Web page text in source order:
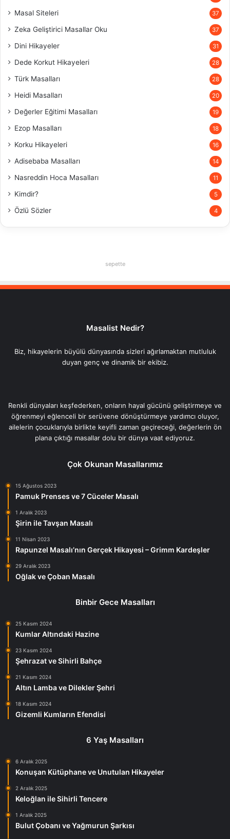
Masal Siteleri 37
Zeka Geliştirici Masallar Oku 37
Dini Hikayeler 31
Dede Korkut Hikayeleri 28
Türk Masalları 28
Heidi Masalları 20
Değerler Eğitimi Masalları 19
Ezop Masalları 18
Korku Hikayeleri 16
Adisebaba Masalları 14
Nasreddin Hoca Masalları 11
Kimdir? 5
Özlü Sözler 4
sepette
Masalist Nedir?
Biz, hikayelerin büyülü dünyasında sizleri ağırlamaktan mutluluk
duyan genç ve dinamik bir ekibiz.
Renkli dünyaları keşfederken, onların hayal gücünü geliştirmeye ve
öğrenmeyi eğlenceli bir serüvene dönüştürmeye yardımcı oluyor,
ailelerin çocuklarıyla birlikte keyifli zaman geçireceği, değerlerin ön
plana çıktığı masallar dolu bir dünya vaat ediyoruz.
Çok Okunan Masallarımız
15 Ağustos 2023
Pamuk Prenses ve 7 Cüceler Masalı
1 Aralık 2023
Şirin ile Tavşan Masalı
11 Nisan 2023
Rapunzel Masalı’nın Gerçek Hikayesi – Grimm Kardeşler
29 Aralık 2023
Oğlak ve Çoban Masalı
Binbir Gece Masalları
25 Kasım 2024
Kumlar Altındaki Hazine
23 Kasım 2024
Şehrazat ve Sihirli Bahçe
21 Kasım 2024
Altın Lamba ve Dilekler Şehri
18 Kasım 2024
Gizemli Kumların Efendisi
6 Yaş Masalları
6 Aralık 2025
Konuşan Kütüphane ve Unutulan Hikayeler
2 Aralık 2025
Keloğlan ile Sihirli Tencere
1 Aralık 2025
Bulut Çobanı ve Yağmurun Şarkısı